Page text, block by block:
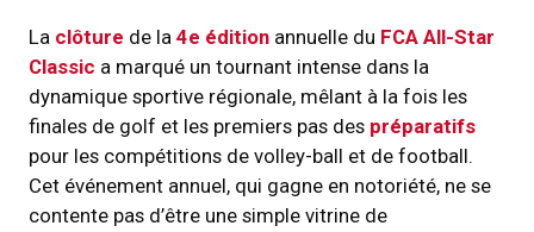
La clôture de la 4e édition annuelle du FCA All-Star
Classic a marqué un tournant intense dans la
dynamique sportive régionale, mêlant à la fois les
finales de golf et les premiers pas des préparatifs
pour les compétitions de volley-ball et de football.
Cet événement annuel, qui gagne en notoriété, ne se
contente pas d’être une simple vitrine de